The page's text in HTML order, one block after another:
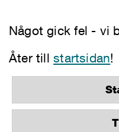
Något gick fel - vi
Åter tillstartsidan!